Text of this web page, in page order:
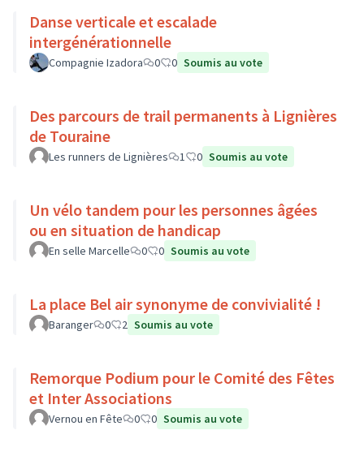
Danse verticale et escalade
intergénérationnelle
Compagnie Izadora 0 0 Soumis au vote
Des parcours de trail permanents à Lignières
de Touraine
Les runners de Lignières 1 0 Soumis au vote
Un vélo tandem pour les personnes âgées
ou en situation de handicap
En selle Marcelle 0 0 Soumis au vote
La place Bel air synonyme de convivialité !
Baranger 0 2 Soumis au vote
Remorque Podium pour le Comité des Fêtes
et Inter Associations
Vernou en Fête 0 0 Soumis au vote